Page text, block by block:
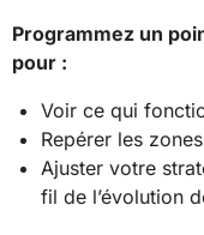
Programmez un
pour :
Voir ce qui
Repérer les
Ajuster votre
fil de l’évolution